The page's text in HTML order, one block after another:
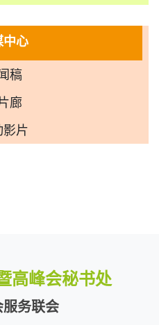
中心
稿
廊
影片
高峰会秘书处
务联会